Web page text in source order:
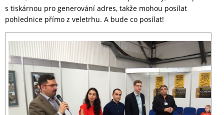
s tiskárnou pro generování adres, takže mohou posílat
pohlednice přímo z veletrhu. A bude co posílat!